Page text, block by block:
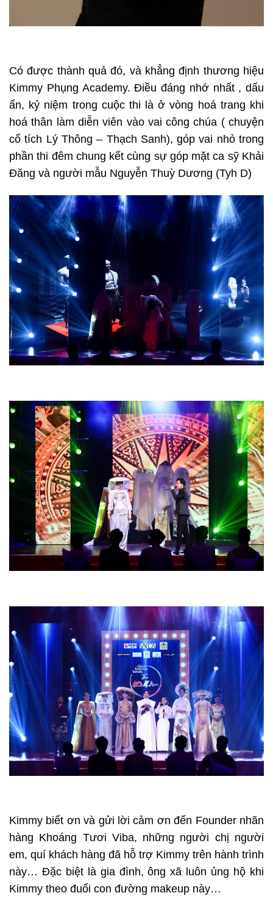
Có được thành quả đó, và khẳng định thương hiệu
Kimmy Phụng Academy. Điều đáng nhớ nhất , dấu
ấn, kỷ niệm trong cuộc thi là ở vòng hoá trang khi
hoá thân làm diễn viên vào vai công chúa ( chuyện
cổ tích Lý Thông – Thạch Sanh), góp vai nhỏ trong
phần thi đêm chung kết cùng sự góp mặt ca sỹ Khải
Đăng và người mẫu Nguyễn Thuỳ Dương (Tyh D)
Kimmy biết ơn và gửi lời cảm ơn đến Founder nhãn
hàng Khoáng Tươi Viba, những người chị người
em, quí khách hàng đã hỗ trợ Kimmy trên hành trình
này… Đặc biệt là gia đình, ông xã luôn ủng hộ khi
Kimmy theo đuổi con đường makeup này…